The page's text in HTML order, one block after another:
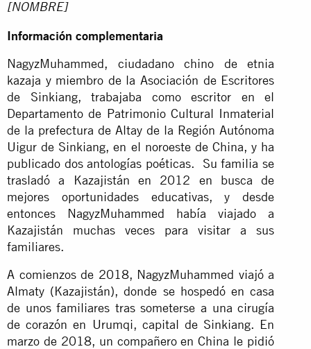
[NOMBRE]
Información complementaria
NagyzMuhammed, ciudadano chino de etnia
kazaja y miembro de la Asociación de Escritores
de Sinkiang, trabajaba como escritor en el
Departamento de Patrimonio Cultural Inmaterial
de la prefectura de Altay de la Región Autónoma
Uigur de Sinkiang, en el noroeste de China, y ha
publicado dos antologías poéticas. Su familia se
trasladó a Kazajistán en 2012 en busca de
mejores oportunidades educativas, y desde
entonces NagyzMuhammed había viajado a
Kazajistán muchas veces para visitar a sus
familiares.
A comienzos de 2018, NagyzMuhammed viajó a
Almaty (Kazajistán), donde se hospedó en casa
de unos familiares tras someterse a una cirugía
de corazón en Urumqi, capital de Sinkiang. En
marzo de 2018, un compañero en China le pidió